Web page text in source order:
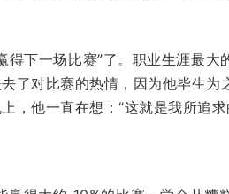
下一场比赛”了。职业生涯最大
了对比赛的热情，因为他毕生为
，他一直在想：“这就是我所追